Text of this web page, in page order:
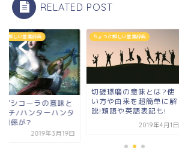
RELATED POST
と難しい言葉辞典
プシコーラの意味と
チ/ハンターハンタ
関係が?
2019年3月19日
ちょっと難しい言葉辞典
切磋琢磨の意味とは?使
い方や由来を超簡単に解
説!類語や英語表記も!
2019年4月1日